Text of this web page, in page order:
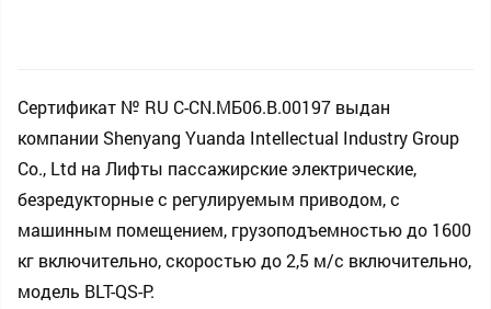
Сертификат № RU С-CN.МБ06.B.00197 выдан
компании Shenyang Yuanda Intellectual Industry Group
Co., Ltd на Лифты пассажирские электрические,
безредукторные с регулируемым приводом, с
машинным помещением, грузоподъемностью до 1600
кг включительно, скоростью до 2,5 м/с включительно,
модель BLT-QS-P.